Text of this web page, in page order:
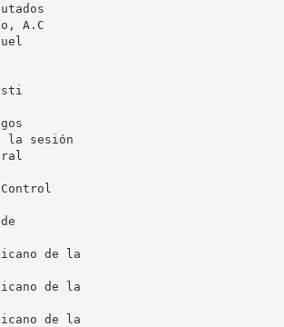
A.C
la sesión
de la
de la
de la